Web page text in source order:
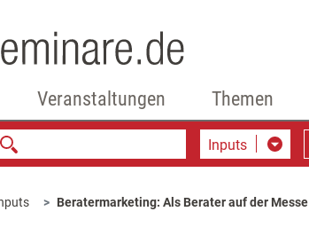
Veranstaltungen Themen
Inputs
Beratermarketing: Als Berater auf der Messe